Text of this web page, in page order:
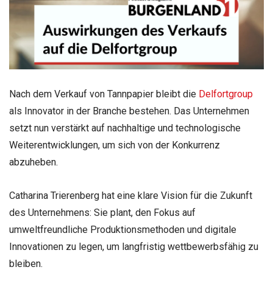
Nach dem Verkauf von Tannpapier bleibt die Delfortgroup
als Innovator in der Branche bestehen. Das Unternehmen
setzt nun verstärkt auf nachhaltige und technologische
Weiterentwicklungen, um sich von der Konkurrenz
abzuheben.
Catharina Trierenberg hat eine klare Vision für die Zukunft
des Unternehmens: Sie plant, den Fokus auf
umweltfreundliche Produktionsmethoden und digitale
Innovationen zu legen, um langfristig wettbewerbsfähig zu
bleiben.